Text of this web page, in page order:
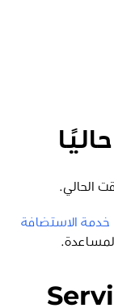
الحالي.
خدمة الاستضافة